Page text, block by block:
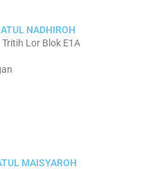
NADHIROH
Lor Blok E1A
MAISYAROH